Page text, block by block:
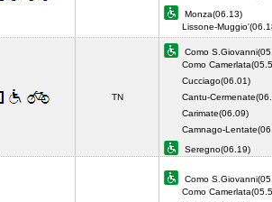
Monza(06.13)
Lissone-
TN
Como
Como
Cucciago(06.01)
Cantu-
Carimate(06.09)
Camnago-
Seregno(06.19)
Como
Como